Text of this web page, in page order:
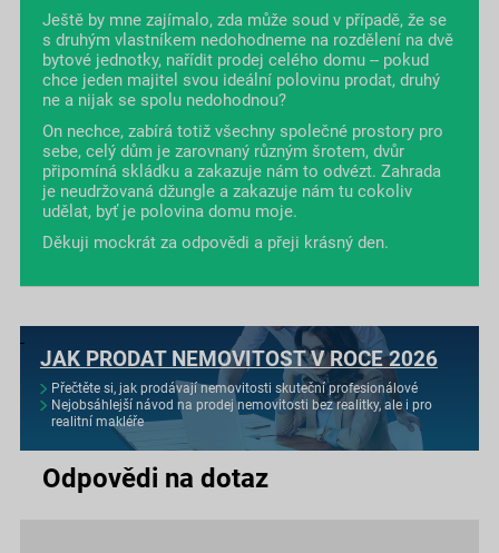
Ještě by mne zajímalo, zda může soud v případě, že se
s druhým vlastníkem nedohodneme na rozdělení na dvě
bytové jednotky, nařídit prodej celého domu -- pokud
chce jeden majitel svou ideální polovinu prodat, druhý
ne a nijak se spolu nedohodnou?
On nechce, zabírá totiž všechny společné prostory pro
sebe, celý dům je zarovnaný různým šrotem, dvůr
připomíná skládku a zakazuje nám to odvézt. Zahrada
je neudržovaná džungle a zakazuje nám tu cokoliv
udělat, byť je polovina domu moje.
Děkuji mockrát za odpovědi a přeji krásný den.
JAK PRODAT NEMOVITOST V ROCE 2026
Přečtěte si, jak prodávají nemovitosti skuteční profesionálové
Nejobsáhlejší návod na prodej nemovitosti bez realitky, ale i pro
realitní makléře
Odpovědi na dotaz